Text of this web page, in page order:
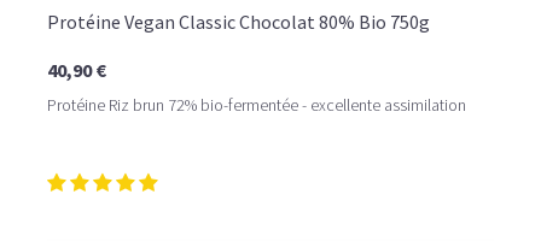
Protéine Vegan Classic Chocolat 80% Bio 750g
40,90 €
Protéine Riz brun 72% bio-fermentée - excellente assimilation